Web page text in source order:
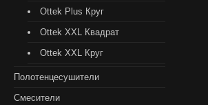
Ottek Plus Круг
Ottek XXL Квадрат
Ottek XXL Круг
Полотенцесушители
Смесители